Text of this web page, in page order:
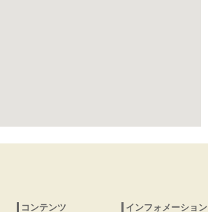
コンテンツ インフォメーション